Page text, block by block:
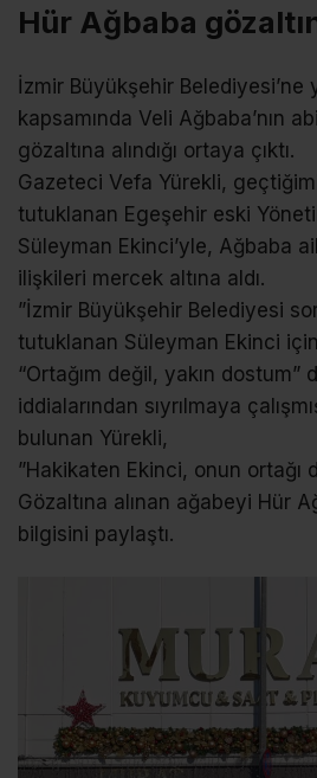
Hür Ağbaba
İzmir Büyükşehir
kapsamında Veli Ağbaba’nın
gözaltına alındığı ortaya çıktı.
Gazeteci Vefa Yürekli,
tutuklanan Egeşehir eski
Süleyman Ekinci’yle, Ağbaba
ilişkileri mercek altına aldı.
”İzmir Büyükşehir Belediyesi
tutuklanan Süleyman Ekinci
“Ortağım değil, yakın dostum”
iddialarından sıyrılmaya
bulunan Yürekli,
”Hakikaten Ekinci, onun ortağı
Gözaltına alınan ağabeyi Hür
bilgisini paylaştı.